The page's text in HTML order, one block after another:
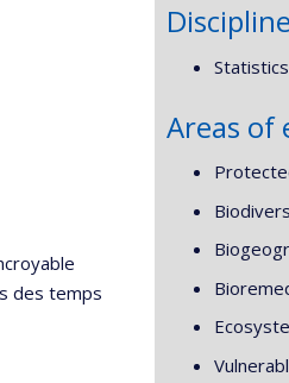
des temps
Statistics
Areas of